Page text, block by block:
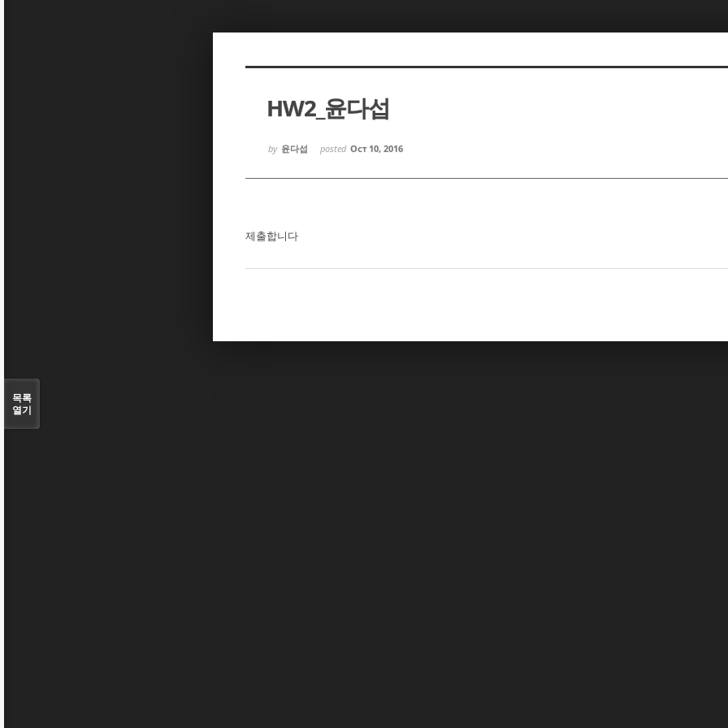
HW2_윤다섭
by 윤다섭 posted Oct 10, 2016
제출합니다
목록
열기
Sketchbook5, 스케치북5
Sketchbook5, 스케치북5
Sketchbook5, 스케치북5
Sketchbook5, 스케치북5